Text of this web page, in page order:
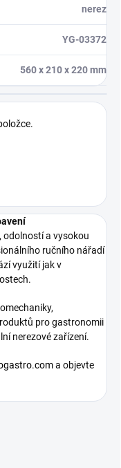
nerez
YG-03372
560 x 210 x 220 mm
odolností a vysokou
ručního nářadí
využití jak v
pro gastronomii
nerezové zařízení.
a objevte